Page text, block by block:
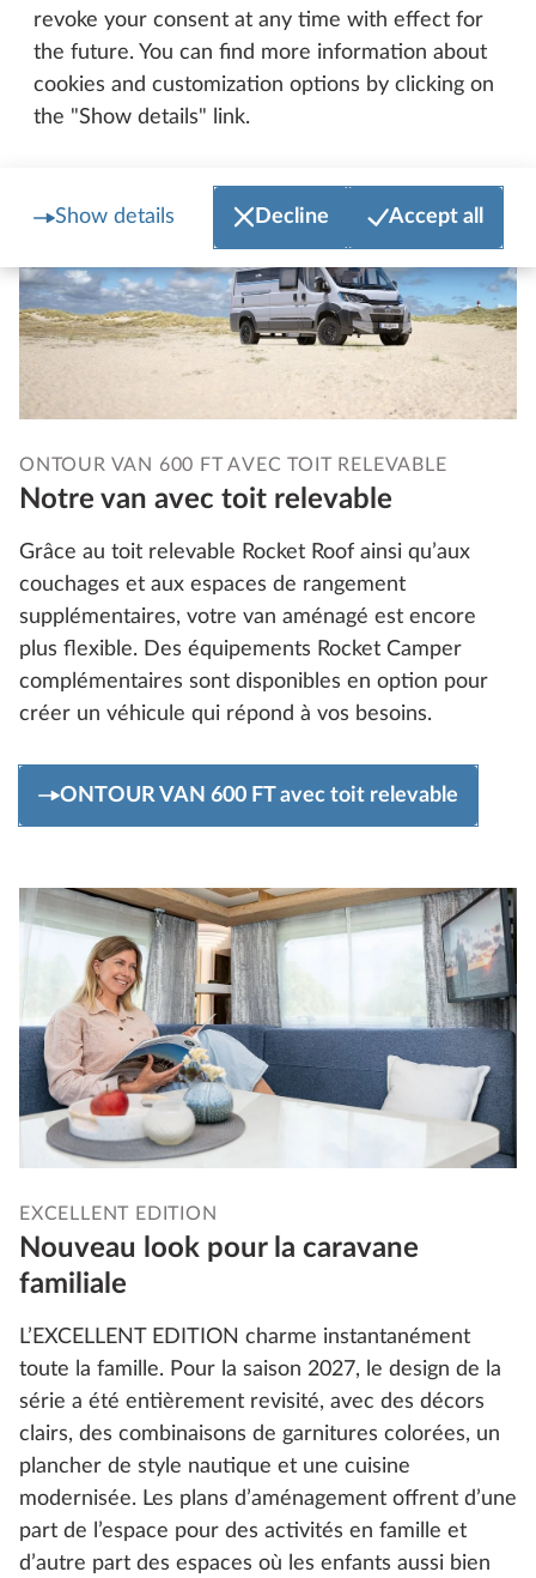
revoke your consent at any time with effect for
the future. You can find more information about
cookies and customization options by clicking on
the "Show details" link.
Show details Decline Accept all
En savoir plus sur le modèle PRESTIGE T
ONTOUR VAN 600 FT AVEC TOIT RELEVABLE
Notre van avec toit relevable
Grâce au toit relevable Rocket Roof ainsi qu’aux
couchages et aux espaces de rangement
supplémentaires, votre van aménagé est encore
plus flexible. Des équipements Rocket Camper
complémentaires sont disponibles en option pour
créer un véhicule qui répond à vos besoins.
ONTOUR VAN 600 FT avec toit relevable
EXCELLENT EDITION
Nouveau look pour la caravane
familiale
L’EXCELLENT EDITION charme instantanément
toute la famille. Pour la saison 2027, le design de la
série a été entièrement revisité, avec des décors
clairs, des combinaisons de garnitures colorées, un
plancher de style nautique et une cuisine
modernisée. Les plans d’aménagement offrent d’une
part de l’espace pour des activités en famille et
d’autre part des espaces où les enfants aussi bien